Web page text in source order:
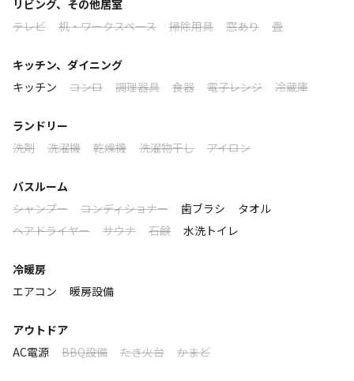
・ホットサンド（１枚）
・スープ
（※内容が変更になる場合があります。）
・ゆたーと温泉券付
リビング、その他居室
テレビ
机・ワークスペース 掃除用具 窓あり 畳
キッチン、ダイニング
キッチン
コンロ 調理器具 食器 電子レンジ 冷蔵庫
ランドリー
洗剤
洗濯機 乾燥機 洗濯物干し アイロン
バスルーム
シャンプー
コンディショナー 歯ブラシ
タオル
ヘアドライヤー
サウナ 石鹸 水洗トイレ
冷暖房
エアコン
暖房設備
アウトドア
AC電源
BBQ設備 たき火台 かまど
宿泊は、テントグランピングとコテージグランピングから
選べ、どちらも快適な設備と自然との一体感を兼ね備えて
います。
らも、贅沢な空間で過ごすことができ、一方、コテージグ
ランピングでは、木の温もりを感じる空間で、ゆったりと
どちらのスタイルも、大自然の息吹を感じながら心穏やか
に過ごすことができる魅力を感じられるグランピング施設
です。
自然の美しさに包まれたこの場所で、日常を忘れ、家族、
恋人、友人との癒しの時間をご提供いたします。
雰囲気
まったり
落ち着く
利用者層
#ドッグラン #アスレチック・遊具 #